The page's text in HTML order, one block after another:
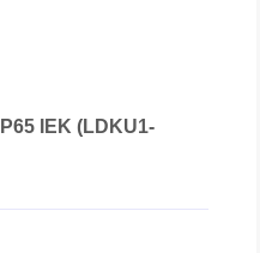
IEK (LDKU1-